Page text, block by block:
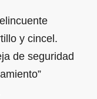
y cincel.
de seguridad